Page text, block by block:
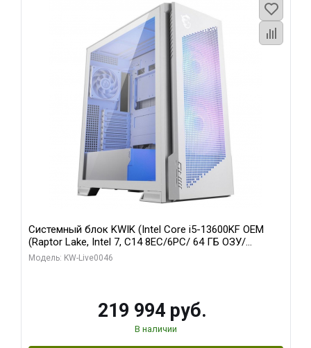
Системный блок KWIK (Intel Core i5-13600KF OEM
(Raptor Lake, Intel 7, C14 8EC/6PC/ 64 ГБ ОЗУ/
Gigabyte RTX5060Ti GAMING OC 8GB GDDR7 128bit
Модель: KW-Live0046
219 994 руб.
В наличии